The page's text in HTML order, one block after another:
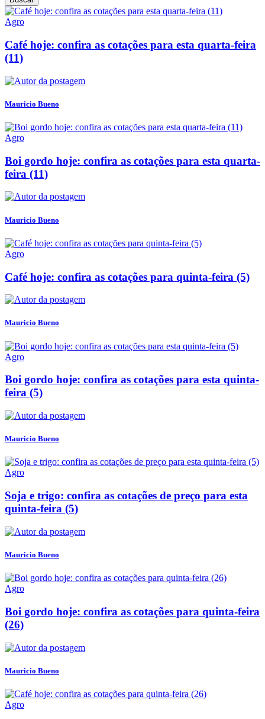
Agro
Café hoje: confira as cotações para esta quarta-feira
(11)
Mauricio Bueno
Agro
Boi gordo hoje: confira as cotações para esta quarta-
feira (11)
Mauricio Bueno
Agro
Café hoje: confira as cotações para quinta-feira (5)
Mauricio Bueno
Agro
Boi gordo hoje: confira as cotações para esta quinta-
feira (5)
Mauricio Bueno
Agro
Soja e trigo: confira as cotações de preço para esta
quinta-feira (5)
Mauricio Bueno
Agro
Boi gordo hoje: confira as cotações para quinta-feira
(26)
Mauricio Bueno
Agro